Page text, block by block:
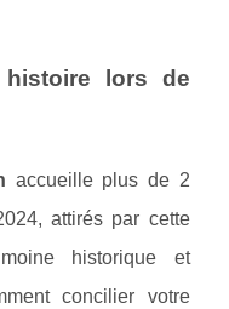
histoire lors de
accueille plus de 2
attirés par cette
historique et
concilier votre